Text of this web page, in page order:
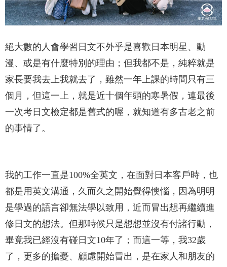
絕大數的人會學習日文不外乎是喜歡日本明星、動
漫、或是有什麼特別的理由；但我都不是，純粹就是
家長要我去上我就去了，雖然一年上課的時間只有三
個月，但這一上，就是近十個年頭的寒暑假，連最後
一次考日文檢定都是舊式的喔，就知道有多古老之前
的事情了。
我的工作一直是100%全英文，在面對日本客戶時，也
都是用英文溝通，久而久之開始覺得懊惱，因為明明
是學過的語言卻無法學以致用，近而冒出想再繼續進
修日文的想法。但那時候只是想想並沒有付諸行動，
畢竟我已經沒有碰日文10年了；而這一等，我32歲
了，更多的擔憂、顧慮開始冒出，是在家人和朋友的